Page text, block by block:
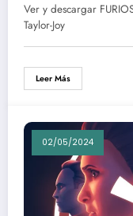
Ver y descargar
Taylor-Joy
Leer Más
02/05/2024